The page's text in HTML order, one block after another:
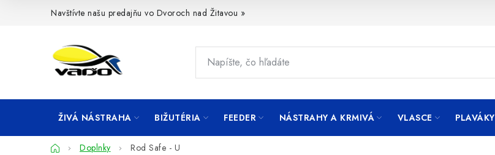
Navštívte našu predajňu vo Dvoroch nad Žitavou »
ŽIVÁ NÁSTRAHA BIŽUTÉRIA FEEDER NÁSTRAHY A KRMIVÁ VLASCE PLAVÁKY
DomovDoplnky Rod Safe - U